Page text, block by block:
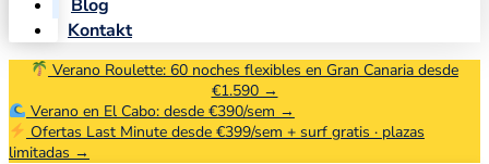
Blog
Kontakt
Verano Roulette: 60 noches flexibles en Gran Canaria desde
€1.590 →
Verano en El Cabo: desde €390/sem →
Ofertas Last Minute desde €399/sem + surf gratis · plazas
limitadas →